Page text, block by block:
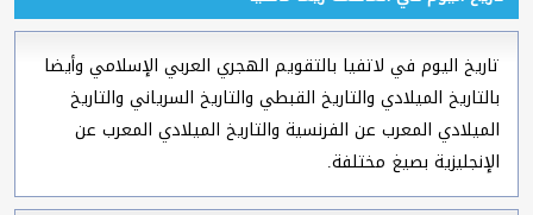
تاريخ اليوم في لاتفيا بالتقويم الهجري العربي الإسلامي وأيضا
بالتاريخ الميلادي والتاريخ القبطي والتاريخ السرياني والتاريخ
الميلادي المعرب عن الفرنسية والتاريخ الميلادي المعرب عن
الإنجليزية بصيغ مختلفة.